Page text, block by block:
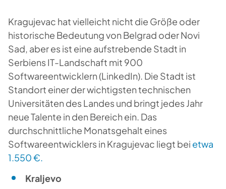
Kragujevac hat vielleicht nicht die Größe oder
historische Bedeutung von Belgrad oder Novi
Sad, aber es ist eine aufstrebende Stadt in
Serbiens IT-Landschaft mit 900
Softwareentwicklern (LinkedIn). Die Stadt ist
Standort einer der wichtigsten technischen
Universitäten des Landes und bringt jedes Jahr
neue Talente in den Bereich ein. Das
durchschnittliche Monatsgehalt eines
Softwareentwicklers in Kragujevac liegt bei etwa
1.550 €.
Kraljevo